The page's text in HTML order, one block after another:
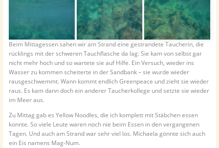
Beim Mittagessen sahen wir am Strand eine gestrandete Taucherin, die
rücklings mit der schweren Tauchflasche da lag. Sie kam von selbst gar
nicht mehr hoch und so wartete sie auf Hilfe. Ein Versuch, wieder ins
Wasser zu kommen scheiterte in der Sandbank – sie wurde wieder
rausgeschwemmt. Wann kommt endlich Greenpeace und zieht sie wieder
raus. Es kam dann doch ein anderer Taucherkollege und setzte sie wieder
im Meer aus.
Zu Mittag gab es Yellow Noodles, die ich komplett mit Stäbchen essen
konnte. So viele Leute waren noch nie beim Essen in den vergangenen
Tagen. Und auch am Strand war sehr viel los. Michaela gönnte sich auch
ein Eis namens Mag-Num.